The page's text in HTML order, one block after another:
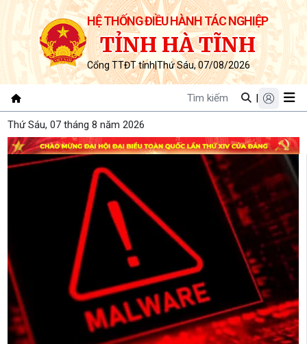
HỆ THỐNG ĐIỀU HÀNH TÁC NGHIỆP
TỈNH HÀ TĨNH
Cổng TTĐT tỉnh|Thứ Sáu, 07/08/2026
|
Thứ Sáu, 07 tháng 8 năm 2026